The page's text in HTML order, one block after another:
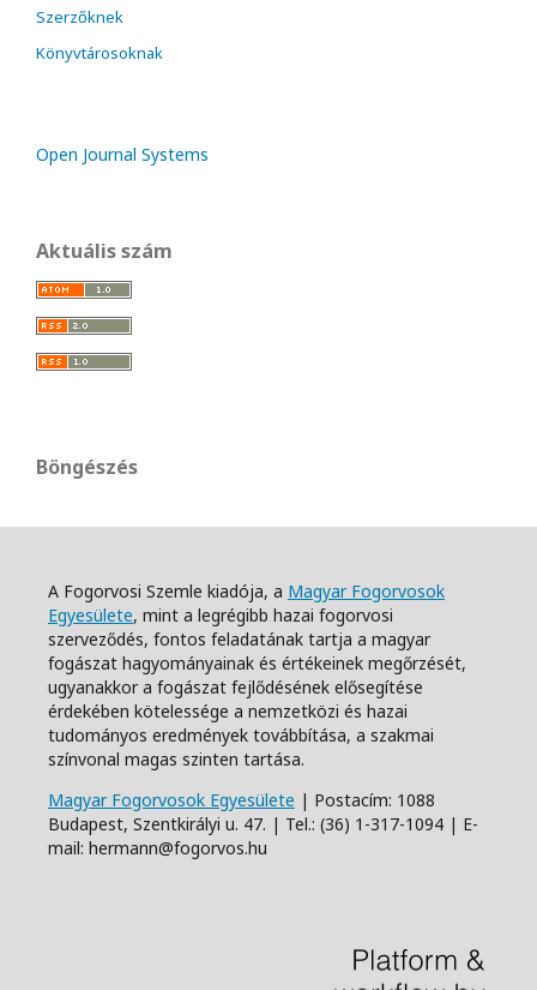
Szerzőknek
Könyvtárosoknak
Open Journal Systems
Aktuális szám
Böngészés
A Fogorvosi Szemle kiadója, a Magyar Fogorvosok
Egyesülete, mint a legrégibb hazai fogorvosi
szerveződés, fontos feladatának tartja a magyar
fogászat hagyományainak és értékeinek megőrzését,
ugyanakkor a fogászat fejlődésének elősegítése
érdekében kötelessége a nemzetközi és hazai
tudományos eredmények továbbítása, a szakmai
színvonal magas szinten tartása.
Magyar Fogorvosok Egyesülete | Postacím: 1088
Budapest, Szentkirályi u. 47. | Tel.: (36) 1-317-1094 | E-
mail: hermann@fogorvos.hu